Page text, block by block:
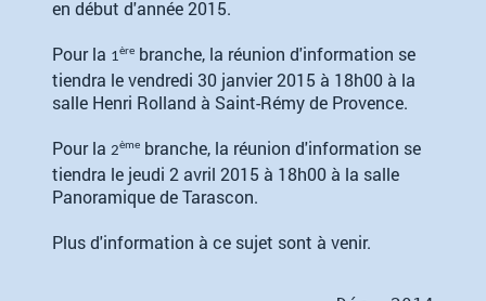
en début d'année 2015.
Pour la 1ère branche, la réunion d'information se
tiendra le vendredi 30 janvier 2015 à 18h00 à la
salle Henri Rolland à Saint-Rémy de Provence.
Pour la 2ème branche, la réunion d'information se
tiendra le jeudi 2 avril 2015 à 18h00 à la salle
Panoramique de Tarascon.
Plus d'information à ce sujet sont à venir.